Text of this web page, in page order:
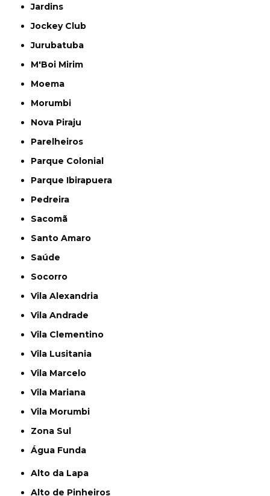
Jardins
Jockey Club
Jurubatuba
M'Boi Mirim
Moema
Morumbi
Nova Piraju
Parelheiros
Parque Colonial
Parque Ibirapuera
Pedreira
Sacomã
Santo Amaro
Saúde
Socorro
Vila Alexandria
Vila Andrade
Vila Clementino
Vila Lusitania
Vila Marcelo
Vila Mariana
Vila Morumbi
Zona Sul
Água Funda
Alto da Lapa
Alto de Pinheiros